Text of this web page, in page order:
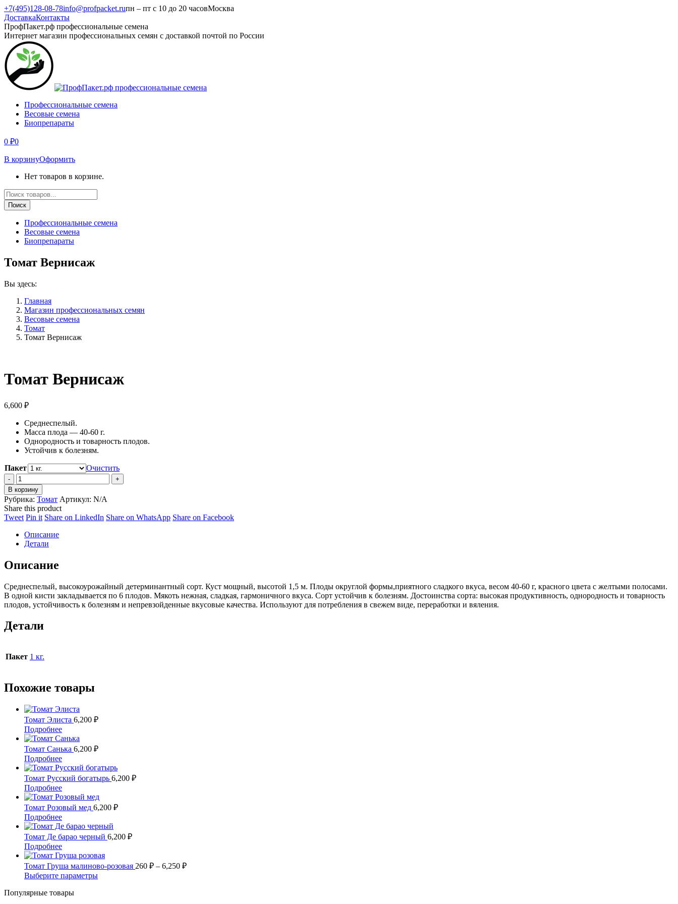
Перейти
к
содержанию
+7(495)128-08-78info@profpacket.ruпн – пт с 10 до 20 часовМосква
ДоставкаКонтакты
Facebook
page
opens
in
new
window
Одноклассники
page
opens
in
new
window
Instagram
page
opens
in
new
window
Вконтакте
page
opens
in
new
window
Viber
page
opens
in
new
window
Whatsapp
page
opens
in
new
window
ПрофПакет.рф профессиональные семена
Интернет магазин профессиональных семян с доставкой почтой по России
Профессиональные семена
Весовые семена
Биопрепараты
0 ₽0
В корзинуОформить
Нет товаров в корзине.
Поиск
товаров
Поиск
Профессиональные семена
Весовые семена
Биопрепараты
Томат Вернисаж
Вы здесь:
Главная
Магазин профессиональных семян
Весовые семена
Томат
Томат Вернисаж
Томат Вернисаж
6,600 ₽
Среднеспелый.
Масса плода — 40-60 г.
Однородность и товарность плодов.
Устойчив к болезням.
Пакет
Очистить
Томат
Вернисаж
quantity
В корзину
Рубрика: Томат Артикул: N/A
Share this product
TweetShare
Twitter
Pin itShare
Pinterest
Share on LinkedIn Share
Share on WhatsAppShare
Share on FacebookShare
Описание
Детали
Описание
Среднеспелый, высокоурожайный детерминантный сорт. Куст мощный, высотой 1,5 м. Плоды округлой формы,приятного сладкого вкуса, весом 40-60 г, красного цвета с желтыми полосами.
В одной кисти закладывается по 6 плодов. Мякоть нежная, сладкая, гармоничного вкуса. Сорт устойчив к болезням. Достоинства сорта: высокая продуктивность, однородность и товарность
плодов, устойчивость к болезням и непревзойденные вкусовые качества. Используют для потребления в свежем виде, переработки и вяления.
Детали
Пакет 1 кг.
Похожие товары
Томат Элиста 6,200 ₽
ПодробнееЭтот
товар
имеет
несколько
вариаций.
Опции
можно
выбрать
на
странице
товара.
Томат Санька 6,200 ₽
ПодробнееЭтот
товар
имеет
несколько
вариаций.
Опции
можно
выбрать
на
странице
товара.
Томат Русский богатырь 6,200 ₽
ПодробнееЭтот
товар
имеет
несколько
вариаций.
Опции
можно
выбрать
на
странице
товара.
Томат Розовый мед 6,200 ₽
ПодробнееЭтот
товар
имеет
несколько
вариаций.
Опции
можно
выбрать
странице
Томат Де барао черный 6,200 ₽
ПодробнееЭтот
товар
имеет
несколько
вариаций.
Опции
Томат Груша малиново-розовая 260 ₽ – 6,250 ₽Диапазон
Выберите параметрыЭтот
Популярные товары